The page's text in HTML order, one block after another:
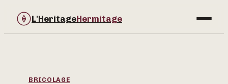
L'HeritageHermitage
Immobilier
BRICOLAGE